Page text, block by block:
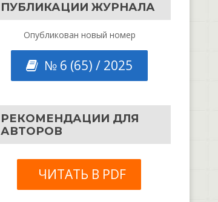
ПУБЛИКАЦИИ ЖУРНАЛА
Опубликован новый номер
№ 6 (65) / 2025
РЕКОМЕНДАЦИИ ДЛЯ
АВТОРОВ
ЧИТАТЬ В PDF